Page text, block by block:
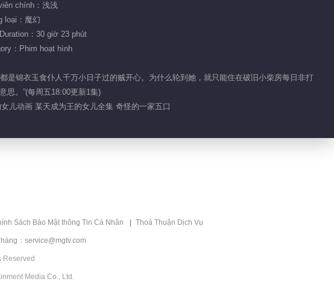
妹妹下战帖
01:41
chính：浅浅
loại：魔幻
：30 giờ 23 phút
：Phim hoạt hình
锦衣玉食仆人千万小日子过的贼开心。为什么轮到她，就只能住在破旧小柴房每日非打
思。”(每周五18:00更新1集)
儿动画 某天成为王的女儿全集 奇怪的一家五口
Sách Bảo Mật thông Tin Cá Nhân Thoả Thuận Dịch Vụ
：service@mgtv.com
Reserved
Media Co., Ltd.